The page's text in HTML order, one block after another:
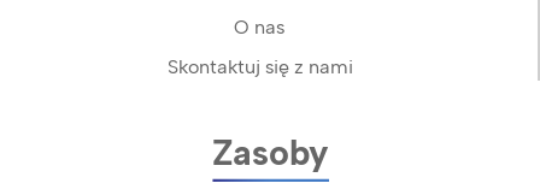
O nas
Skontaktuj się z nami
Zasoby